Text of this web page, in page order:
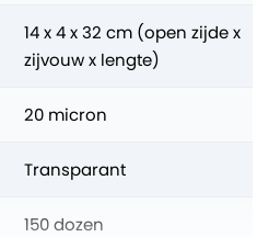
14 x 4 x 32 cm (open zijde x
zijvouw x lengte)
20 micron
Transparant
150 dozen